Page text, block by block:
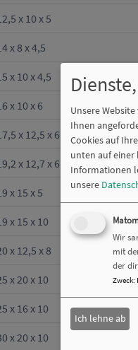
x 10 x 5
x 8 x 4,5
x 10 x 4,5
x 10 x 6
x 12,5 x 6
x 12,7 x 6
x 15 x 5
x 15 x 10
x 12,5 x 8
x 20 x 10
x 16 x 10
x 20 x 10
Unsere
Ihnen
Cookies auf
unten auf einer
Informationen
unsere
Wir
mit
der
Zweck:
Ich lehne ab